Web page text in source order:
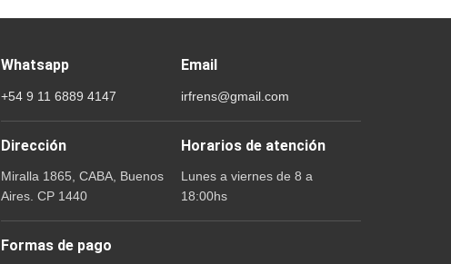
Whatsapp
+54 9 11 6889 4147
Email
irfrens@gmail.com
Dirección
Miralla 1865, CABA, Buenos
Aires. CP 1440
Horarios de atención
Lunes a viernes de 8 a
18:00hs
Formas de pago